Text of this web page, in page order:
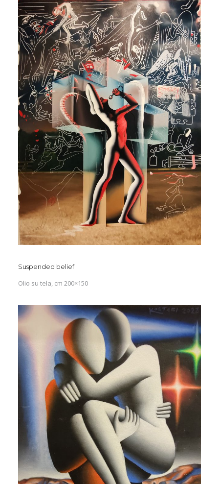
Suspended belief
Olio su tela, cm 200×150